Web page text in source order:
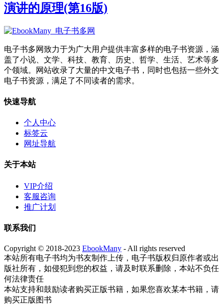
演讲的原理(第16版)
电子书多网致力于为广大用户提供丰富多样的电子书资源，涵
盖了小说、文学、科技、教育、历史、哲学、生活、艺术等多
个领域。网站收录了大量的中文电子书，同时也包括一些外文
电子书资源，满足了不同读者的需求。
快速导航
个人中心
标签云
网址导航
关于本站
VIP介绍
客服咨询
推广计划
联系我们
Copyright © 2018-2023 EbookMany - All rights reserved
本站所有电子书均为书友制作上传，电子书版权归原作者或出
版社所有，如侵犯到您的权益，请及时联系删除，本站不负任
何法律责任
本站支持和鼓励读者购买正版书籍，如果您喜欢某本书籍，请
购买正版图书